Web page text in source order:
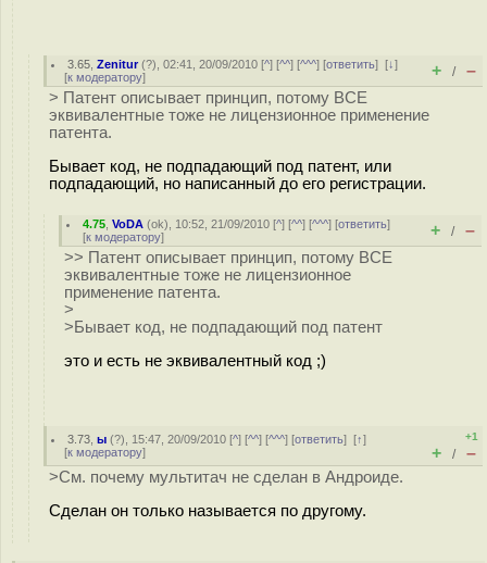
3.65 ,Zenitur(?), 02:41, 20/09/2010 [^] [^^] [^^^] [ответить][↓]
[к модератору] + / –
> Патент описывает принцип, потому ВСЕ
эквивалентные тоже не лицензионное применение
патента.
Бывает код, не подпадающий под патент, или
подпадающий, но написанный до его регистрации.
4.75 ,VoDA (ok), 10:52, 21/09/2010 [^] [^^] [^^^] [ответить]
[к модератору] + / –
>> Патент описывает принцип, потому ВСЕ
эквивалентные тоже не лицензионное
применение патента.
>
>Бывает код, не подпадающий под патент
это и есть не эквивалентный код ;)
3.73 ,ы (?), 15:47, 20/09/2010 [^] [^^] [^^^] [ответить][↑]
[к модератору]
+1
+ / –
>См. почему мультитач не сделан в Андроиде.
Сделан он только называется по другому.